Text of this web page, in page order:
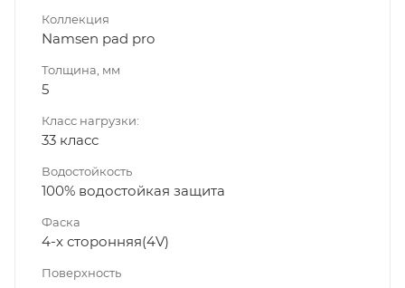
Коллекция
Namsen pad pro
Толщина, мм
5
Класс нагрузки:
33 класс
Водостойкость
100% водостойкая защита
Фаска
4-х сторонняя(4V)
Поверхность